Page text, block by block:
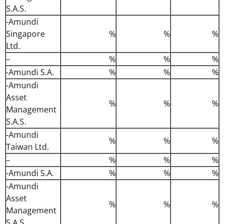
S.A.S.
-Amundi
Singapore
Ltd.
% % %
– % %
%
-Amundi S.A.
% %
%
-Amundi
Asset
Management
S.A.S.
% % %
-Amundi
Taiwan Ltd.
% %
%
–
% %
%
-Amundi S.A.
% %
%
-Amundi
Asset
Management
% % %